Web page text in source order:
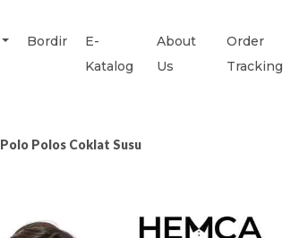
Bordir
E-
Katalog
About
Us
Order
Tracking
Polo Polos Coklat Susu